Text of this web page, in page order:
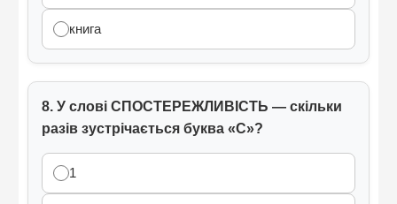
книга
8. У слові СПОСТЕРЕЖЛИВІСТЬ — скільки
разів зустрічається буква «С»?
1